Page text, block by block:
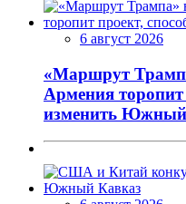
6 август 2026
«Маршрут
Армения
изменить